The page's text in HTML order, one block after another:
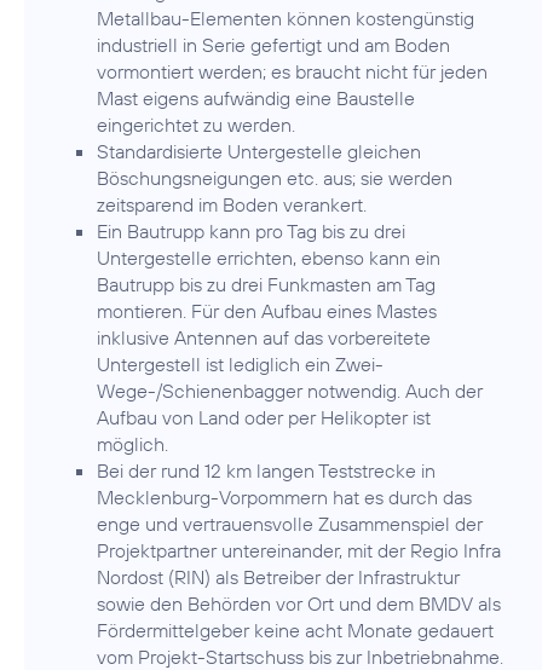
Metallbau-Elementen können kostengünstig
industriell in Serie gefertigt und am Boden
vormontiert werden; es braucht nicht für jeden
Mast eigens aufwändig eine Baustelle
eingerichtet zu werden.
Standardisierte Untergestelle gleichen
Böschungsneigungen etc. aus; sie werden
zeitsparend im Boden verankert.
Ein Bautrupp kann pro Tag bis zu drei
Untergestelle errichten, ebenso kann ein
Bautrupp bis zu drei Funkmasten am Tag
montieren. Für den Aufbau eines Mastes
inklusive Antennen auf das vorbereitete
Untergestell ist lediglich ein Zwei-
Wege-/Schienenbagger notwendig. Auch der
Aufbau von Land oder per Helikopter ist
möglich.
Bei der rund 12 km langen Teststrecke in
Mecklenburg-Vorpommern hat es durch das
enge und vertrauensvolle Zusammenspiel der
Projektpartner untereinander, mit der Regio Infra
Nordost (RIN) als Betreiber der Infrastruktur
sowie den Behörden vor Ort und dem BMDV als
Fördermittelgeber keine acht Monate gedauert
vom Projekt-Startschuss bis zur Inbetriebnahme.